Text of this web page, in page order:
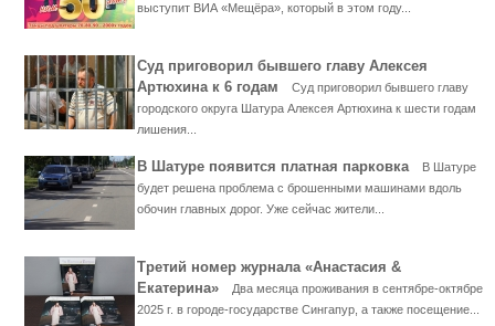
выступит ВИА «Мещёра», который в этом году...
Суд приговорил бывшего главу Алексея
Артюхина к 6 годам
Суд приговорил бывшего главу
городского округа Шатура Алексея Артюхина к шести годам
лишения...
В Шатуре появится платная парковка
В Шатуре
будет решена проблема с брошенными машинами вдоль
обочин главных дорог. Уже сейчас жители...
Третий номер журнала «Анастасия &
Екатерина»
Два месяца проживания в сентябре-октябре
2025 г. в городе-государстве Сингапур, а также посещение...